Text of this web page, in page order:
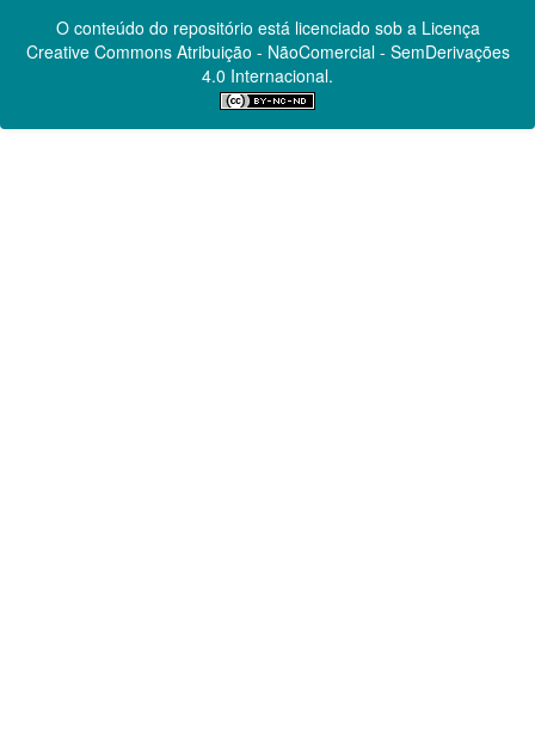
O conteúdo do repositório está licenciado sob a Licença
Creative CommonsAtribuição - NãoComercial - SemDerivações
4.0 Internacional.